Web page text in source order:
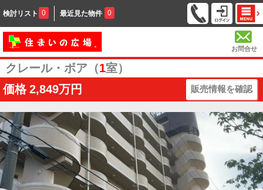
検討リスト 0 最近見た物件 0
お問合せ
クレール・ボア（1室）
価格 2,849万円 販売情報を確認